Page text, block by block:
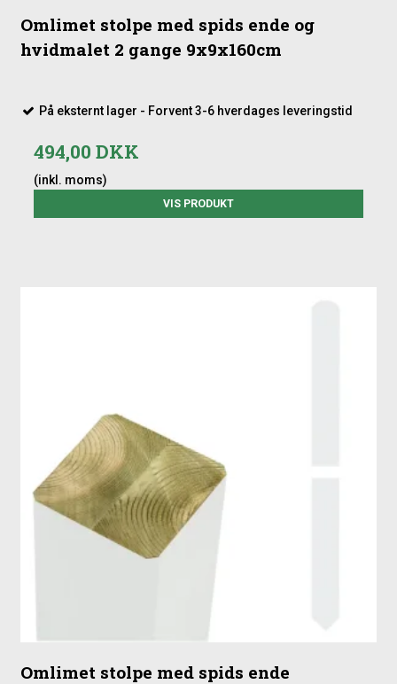
Omlimet stolpe med spids ende og
hvidmalet 2 gange 9x9x160cm
På eksternt lager - Forvent 3-6 hverdages leveringstid
494,00 DKK
(inkl. moms)
VIS PRODUKT
Omlimet stolpe med spids ende